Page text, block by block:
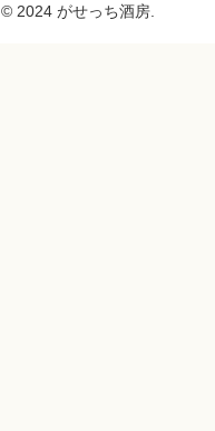
© 2024 がせっち酒房.